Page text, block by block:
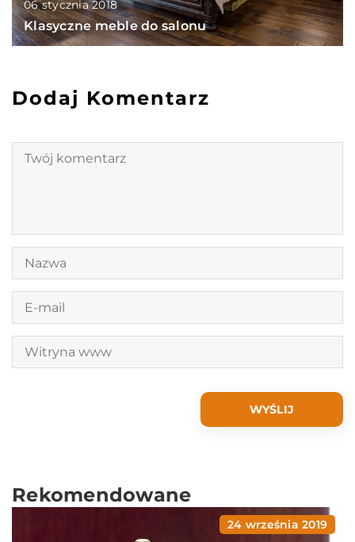
06 stycznia 2018
Klasyczne meble do salonu
Dodaj Komentarz
Rekomendowane
24 września 2019